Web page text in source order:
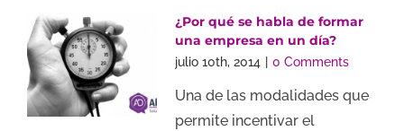
¿Por qué se habla de formar
una empresa en un día?
julio 10th, 2014 0 Comments
Una de las modalidades que
permite incentivar el